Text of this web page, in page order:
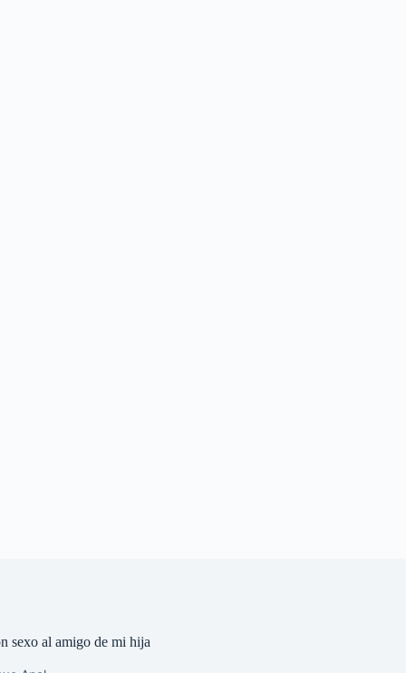
sexo al amigo de mi hija